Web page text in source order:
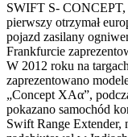
SWIFT S-
pierwszy otrzymał
pojazd zasilany
Frankfurcie
W 2012 roku na
zaprezentowano
„Concept XAα”,
pokazano samochód
Swift Range